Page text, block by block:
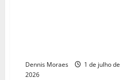
Dennis Moraes
1 de julho de
2026